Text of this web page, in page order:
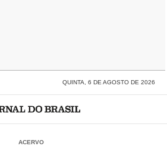
QUINTA, 6 DE AGOSTO DE 2026
ACERVO